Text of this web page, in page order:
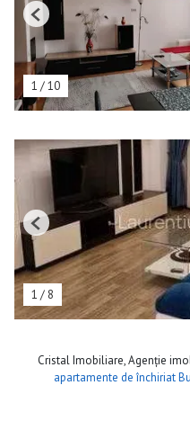
1 /10
Previous
1 / 8
Previous
Cristal Imobiliare, Agenție
apartamente de închiriat